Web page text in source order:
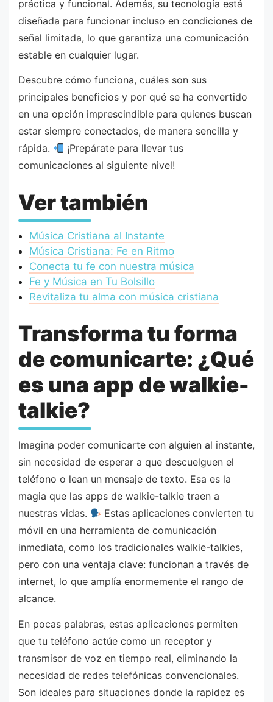
práctica y funcional. Además, su tecnología está
diseñada para funcionar incluso en condiciones de
señal limitada, lo que garantiza una comunicación
estable en cualquier lugar.
Descubre cómo funciona, cuáles son sus
principales beneficios y por qué se ha convertido
en una opción imprescindible para quienes buscan
estar siempre conectados, de manera sencilla y
rápida.
¡Prepárate para llevar tus
comunicaciones al siguiente nivel!
Ver también
Música Cristiana al Instante
Música Cristiana: Fe en Ritmo
Conecta tu fe con nuestra música
Fe y Música en Tu Bolsillo
Revitaliza tu alma con música cristiana
Transforma tu forma
de comunicarte: ¿Qué
es una app de walkie-
talkie?
Imagina poder comunicarte con alguien al instante,
sin necesidad de esperar a que descuelguen el
teléfono o lean un mensaje de texto. Esa es la
magia que las apps de walkie-talkie traen a
nuestras vidas.
Estas aplicaciones convierten tu
móvil en una herramienta de comunicación
inmediata, como los tradicionales walkie-talkies,
pero con una ventaja clave: funcionan a través de
internet, lo que amplía enormemente el rango de
alcance.
En pocas palabras, estas aplicaciones permiten
que tu teléfono actúe como un receptor y
transmisor de voz en tiempo real, eliminando la
necesidad de redes telefónicas convencionales.
Son ideales para situaciones donde la rapidez es